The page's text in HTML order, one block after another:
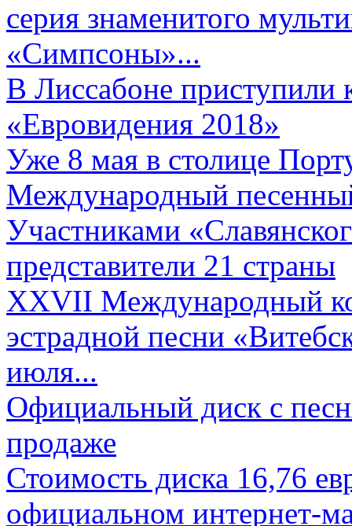
серия знаменитого
«Симпсоны»...
В Лиссабоне приступили
«Евровидения 2018»
Уже 8 мая в столице
Международный
Участниками
представители 21 страны
XXVII Международный
эстрадной песни
июля...
Официальный диск с
продаже
Стоимость диска 16,76
официальном интернет-